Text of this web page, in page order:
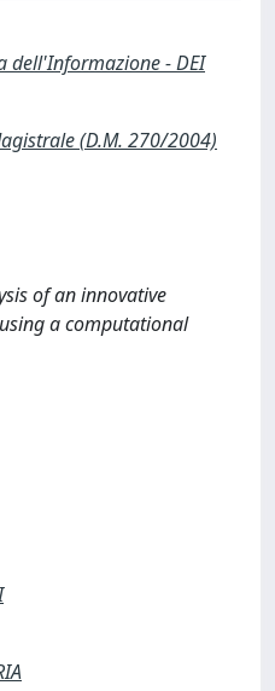
dell'Informazione - DEI
(D.M. 270/2004)
of an innovative
a computational